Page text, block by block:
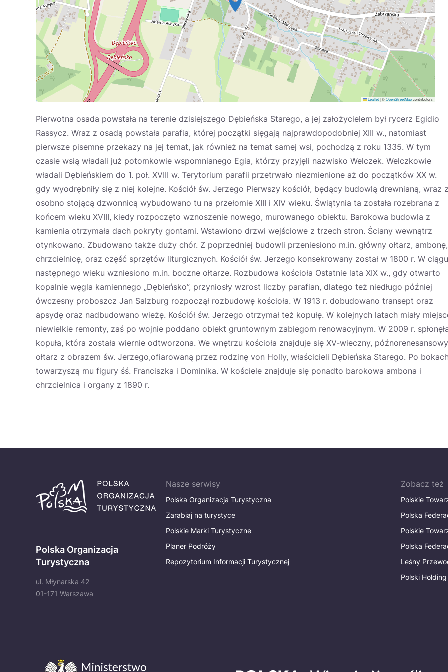
Leaflet|©OpenStreetMapcontributors
Pierwotna osada powstała na terenie dzisiejszego Dębieńska Starego, a jej założycielem był rycerz Egidio
Rassycz. Wraz z osadą powstała parafia, której początki sięgają najprawdopodobniej XIII w., natomiast
pierwsze pisemne przekazy na jej temat, jak również na temat samej wsi, pochodzą z roku 1335. W tym
czasie wsią władali już potomkowie wspomnianego Egia, którzy przyjęli nazwisko Welczek. Welczkowie
władali Dębieńskiem do 1. poł. XVIII w. Terytorium parafii przetrwało niezmienione aż do początków XX w.
gdy wyodrębniły się z niej kolejne. Kościół św. Jerzego Pierwszy kościół, będący budowlą drewnianą, wraz z
osobno stojącą dzwonnicą wybudowano tu na przełomie XIII i XIV wieku. Świątynia ta została rozebrana z
końcem wieku XVIII, kiedy rozpoczęto wznoszenie nowego, murowanego obiektu. Barokowa budowla z
kamienia otrzymała dach pokryty gontami. Wstawiono drzwi wejściowe z trzech stron. Ściany wewnątrz
otynkowano. Zbudowano także duży chór. Z poprzedniej budowli przeniesiono m.in. główny ołtarz, ambonę,
chrzcielnicę, oraz część sprzętów liturgicznych. Kościół św. Jerzego konsekrowany został w 1800 r. W ciągu
następnego wieku wzniesiono m.in. boczne ołtarze. Rozbudowa kościoła Ostatnie lata XIX w., gdy otwarto
kopalnie węgla kamiennego „Dębieńsko”, przyniosły wzrost liczby parafian, dlatego też niedługo później
ówczesny proboszcz Jan Salzburg rozpoczął rozbudowę kościoła. W 1913 r. dobudowano transept oraz
apsydę oraz nadbudowano wieżę. Kościół św. Jerzego otrzymał też kopułę. W kolejnych latach miały
niewielkie remonty, zaś po wojnie poddano obiekt gruntownym zabiegom renowacyjnym. W 2009 r.
kopuła, która została wiernie odtworzona. We wnętrzu kościoła znajduje się XV-wieczny, późnorenesansowy
ołtarz z obrazem św. Jerzego,ofiarowaną przez rodzinę von Holly, właścicieli Dębieńska Starego. Po
towarzyszą mu figury śś. Franciszka i Dominika. W kościele znajduje się ponadto barokowa ambona i
chrzcielnica i organy z 1890 r.
Polska Organizacja
Turystyczna
ul. Młynarska 42
01-171 Warszawa
Nasze serwisy
Polska Organizacja Turystyczna
Zarabiaj na turystyce
Polskie Marki Turystyczne
Planer Podróży
Repozytorium Informacji Turystycznej
Zobacz też
Polskie
Polska
Polskie
Polska
Leśny
Polski